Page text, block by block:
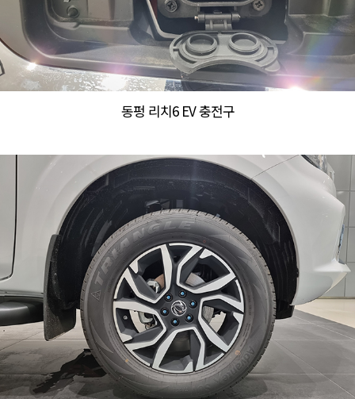
동펑 리치6 EV 충전구